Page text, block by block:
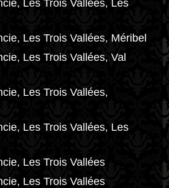
Les Trois Vallées, Les
Les Trois Vallées, Méribel
Les Trois Vallées, Val
Les Trois Vallées,
Les Trois Vallées, Les
Les Trois Vallées
Les Trois Vallées